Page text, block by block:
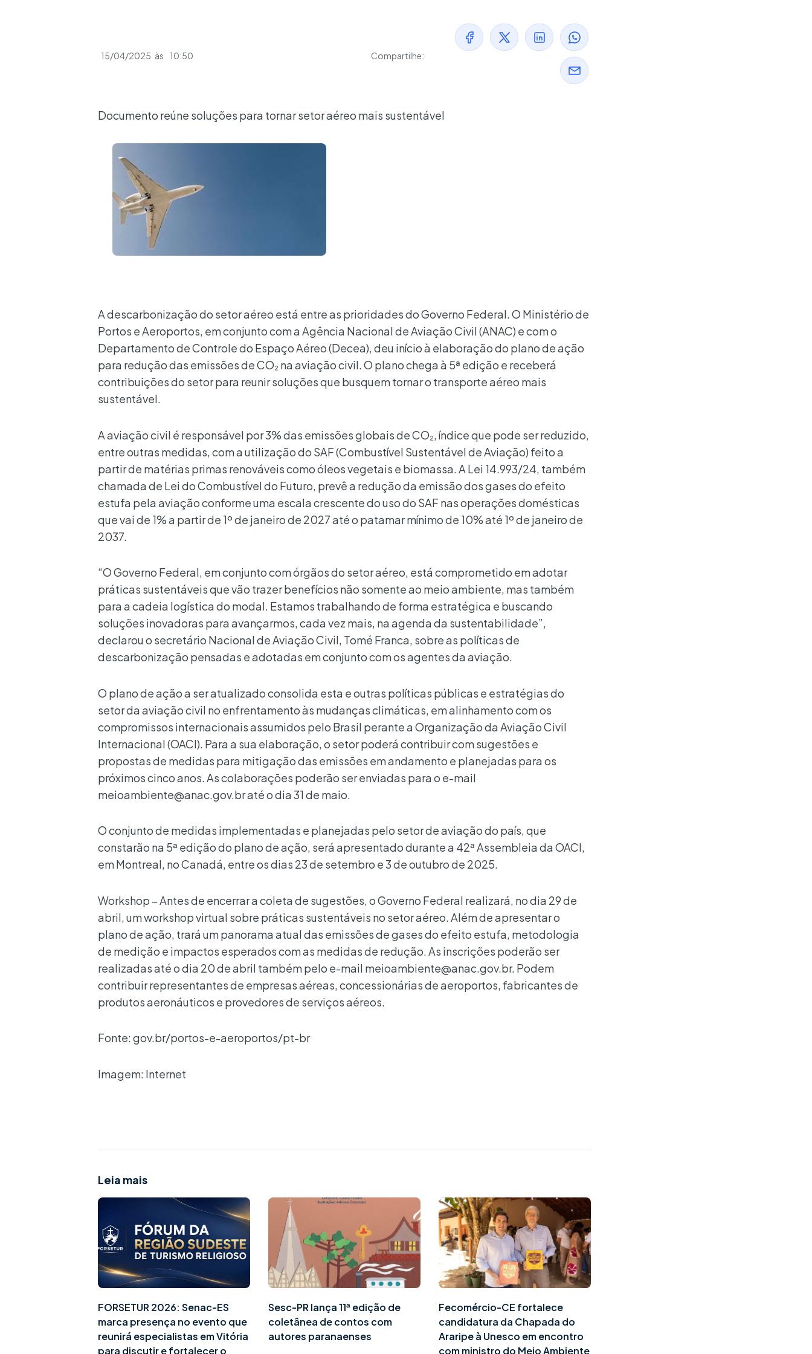
15/04/2025 às 10:50 Compartilhe:
Documento reúne soluções para tornar setor aéreo mais sustentável
A descarbonização do setor aéreo está entre as prioridades do Governo Federal. O Ministério de
Portos e Aeroportos, em conjunto com a Agência Nacional de Aviação Civil (ANAC) e com o
Departamento de Controle do Espaço Aéreo (Decea), deu início à elaboração do plano de ação
para redução das emissões de CO₂ na aviação civil. O plano chega à 5ª edição e receberá
contribuições do setor para reunir soluções que busquem tornar o transporte aéreo mais
sustentável.
A aviação civil é responsável por 3% das emissões globais de CO₂, índice que pode ser reduzido,
entre outras medidas, com a utilização do SAF (Combustível Sustentável de Aviação) feito a
partir de matérias primas renováveis como óleos vegetais e biomassa. A Lei 14.993/24, também
chamada de Lei do Combustível do Futuro, prevê a redução da emissão dos gases do efeito
estufa pela aviação conforme uma escala crescente do uso do SAF nas operações domésticas
que vai de 1% a partir de 1º de janeiro de 2027 até o patamar mínimo de 10% até 1º de janeiro de
2037.
“O Governo Federal, em conjunto com órgãos do setor aéreo, está comprometido em adotar
práticas sustentáveis que vão trazer benefícios não somente ao meio ambiente, mas também
para a cadeia logística do modal. Estamos trabalhando de forma estratégica e buscando
soluções inovadoras para avançarmos, cada vez mais, na agenda da sustentabilidade”,
declarou o secretário Nacional de Aviação Civil, Tomé Franca, sobre as políticas de
descarbonização pensadas e adotadas em conjunto com os agentes da aviação.
O plano de ação a ser atualizado consolida esta e outras políticas públicas e estratégias do
setor da aviação civil no enfrentamento às mudanças climáticas, em alinhamento com os
compromissos internacionais assumidos pelo Brasil perante a Organização da Aviação Civil
Internacional (OACI). Para a sua elaboração, o setor poderá contribuir com sugestões e
propostas de medidas para mitigação das emissões em andamento e planejadas para os
próximos cinco anos. As colaborações poderão ser enviadas para o e-mail
meioambiente@anac.gov.br até o dia 31 de maio.
O conjunto de medidas implementadas e planejadas pelo setor de aviação do país, que
constarão na 5ª edição do plano de ação, será apresentado durante a 42ª Assembleia da OACI,
em Montreal, no Canadá, entre os dias 23 de setembro e 3 de outubro de 2025.
Workshop – Antes de encerrar a coleta de sugestões, o Governo Federal realizará, no dia 29 de
abril, um workshop virtual sobre práticas sustentáveis no setor aéreo. Além de apresentar o
plano de ação, trará um panorama atual das emissões de gases do efeito estufa, metodologia
de medição e impactos esperados com as medidas de redução. As inscrições poderão ser
realizadas até o dia 20 de abril também pelo e-mail meioambiente@anac.gov.br. Podem
contribuir representantes de empresas aéreas, concessionárias de aeroportos, fabricantes de
produtos aeronáuticos e provedores de serviços aéreos.
Fonte: gov.br/portos-e-aeroportos/pt-br
Imagem: Internet
Leia mais
FORSETUR 2026: Senac-ES
marca presença no evento que
reunirá especialistas em Vitória
para discutir e fortalecer o
Sesc-PR lança 11ª edição de
coletânea de contos com
autores paranaenses
Fecomércio-CE fortalece
candidatura da Chapada do
Araripe à Unesco em encontro
com ministro do Meio Ambiente